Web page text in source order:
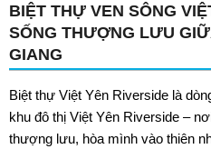
BIỆT THỰ VEN SÔNG
SỐNG THƯỢNG LƯU
GIANG
Biệt thự Việt Yên Riverside là
khu đô thị Việt Yên Riverside –
thượng lưu, hòa mình vào thiên